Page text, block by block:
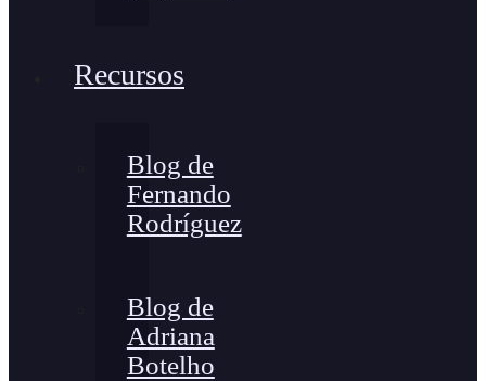
Recursos
Blog de
Fernando
Rodríguez
Blog de
Adriana
Botelho